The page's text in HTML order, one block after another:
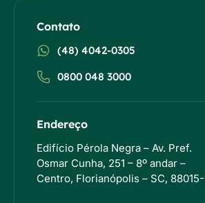
Contato
(48) 4042-0305
0800 048 3000
Endereço
Edifício Pérola Negra – Av. Pref.
Osmar Cunha, 251 – 8º andar –
Centro, Florianópolis – SC,